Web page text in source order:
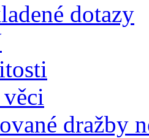
dotazy
dražby